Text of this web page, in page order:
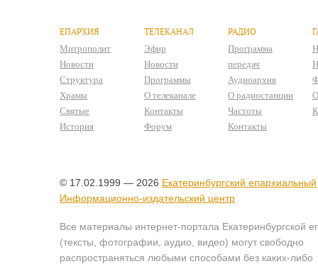
ЕПАРХИЯ
Митрополит
Новости
Структура
Храмы
Святые
История
ТЕЛЕКАНАЛ
Эфир
Новости
Программы
О телеканале
Контакты
Форум
РАДИО
Программа
передач
Аудиоархив
О радиостанции
Частоты
Контакты
© 17.02.1999 — 2026 Екатеринбургский епархиальный
Информационно-издательский центр
Все материалы интернет-портала Екатеринбургской
(тексты, фотографии, аудио, видео) могут свободно
распространяться любыми способами без каких-либо